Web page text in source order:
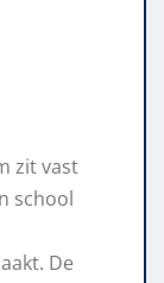
zit vast
school
De